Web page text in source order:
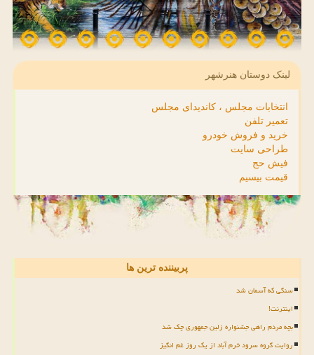
لینک دوستان هنرشهر
انتخابات مجلس ، کاندیدای مجلس
تعمیر تلفن
خرید و فروش خودرو
طراحی سایت
فیش حج
قیمت بیسیم
پربیننده ترین ها
سنگی که آسمان شد
اینترنت!
بچه مردم راهی جشنواره زلین جمهوری چک شد
روایت گروه سرود خرم آباد از یک روز غم انگیز